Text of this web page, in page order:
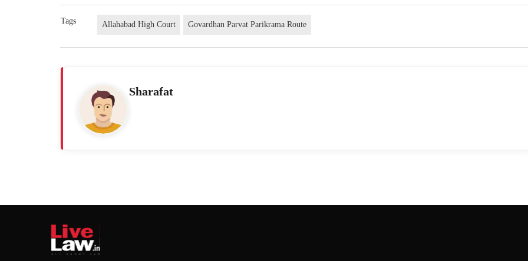
Tags Allahabad High Court Govardhan Parvat Parikrama Route
Sharafat